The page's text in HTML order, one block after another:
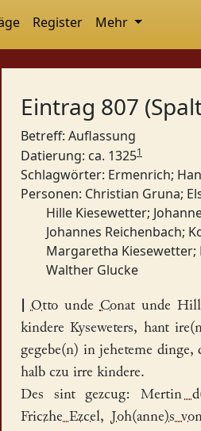
Register Mehr
Eintrag 807
Betreff: Auflassung
Datierung: ca. 13251
Schlagwörter: Ermenrich;
Personen: Christian Gruna;
Hille Kiesewetter;
Johannes Reichenbach;
Margaretha Kiesewetter;
Walther Glucke
|OttoundeConatunde
kindere Kyseweters, hant
gegebe(n) in jeheteme dinge,
halb czu irre kindere.
Des sint gezcug:Mertin
Friczhe Ezcel,Joh(anne)s